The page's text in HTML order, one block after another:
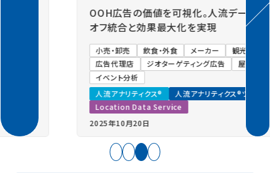
OOH広告の価値を可視化。人流データ活用でオン
オフ統合と効果最大化を実現
飲食・外食 メーカー
観光・自治体
ジオターゲティング広告
屋外広告
人流アナリティクス®
人流アナリティクス®ツーリズム
Location Data Service
2025年10月20日